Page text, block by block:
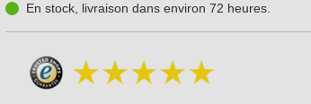
En stock, livraison dans environ 72 heures.